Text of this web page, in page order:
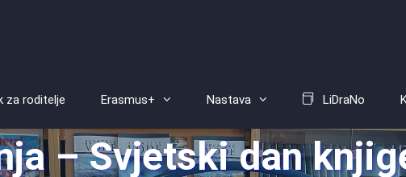
za roditelje Erasmus+ Nastava LiDraNo
– Svjetski dan